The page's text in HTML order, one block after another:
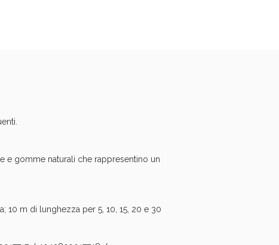
e gomme naturali che rappresentino un
10 m di lunghezza per 5, 10, 15, 20 e 30